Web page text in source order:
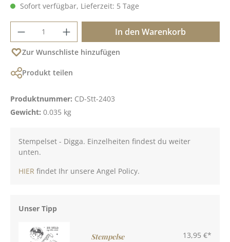
Sofort verfügbar, Lieferzeit: 5 Tage
Produkt Anzahl: Gib den gewünschten
In den Warenkorb
Zur Wunschliste hinzufügen
Produkt teilen
Produktnummer: CD-Stt-2403
Gewicht: 0.035 kg
Stempelset - Digga. Einzelheiten findest du weiter
unten.
HIER findet Ihr unsere Angel Policy.
Unser Tipp
Stempelse
13,95 €*